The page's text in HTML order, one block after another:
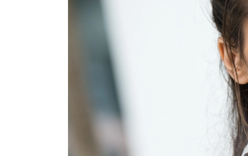
Sara Sálamo
en redes